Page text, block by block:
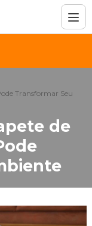
Transformar Seu
de